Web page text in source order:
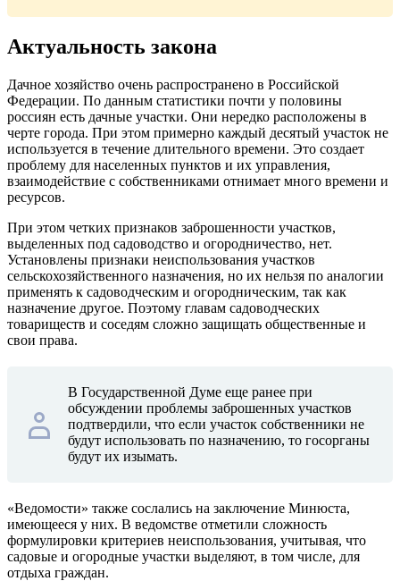
Актуальность закона
Дачное хозяйство очень распространено в Российской
Федерации. По данным статистики почти у половины
россиян есть дачные участки. Они нередко расположены в
черте города. При этом примерно каждый десятый участок не
используется в течение длительного времени. Это создает
проблему для населенных пунктов и их управления,
взаимодействие с собственниками отнимает много времени и
ресурсов.
При этом четких признаков заброшенности участков,
выделенных под садоводство и огородничество, нет.
Установлены признаки неиспользования участков
сельскохозяйственного назначения, но их нельзя по аналогии
применять к садоводческим и огородническим, так как
назначение другое. Поэтому главам садоводческих
товариществ и соседям сложно защищать общественные и
свои права.
В Государственной Думе еще ранее при
обсуждении проблемы заброшенных участков
подтвердили, что если участок собственники не
будут использовать по назначению, то госорганы
будут их изымать.
«Ведомости» также сослались на заключение Минюста,
имеющееся у них. В ведомстве отметили сложность
формулировки критериев неиспользования, учитывая, что
садовые и огородные участки выделяют, в том числе, для
отдыха граждан.